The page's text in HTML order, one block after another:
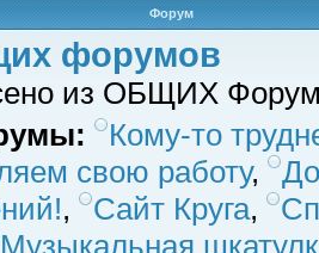
Форум
форумов
из ОБЩИХ
Кому-то
свою работу,
, Сайт Круга,
Музыкальная